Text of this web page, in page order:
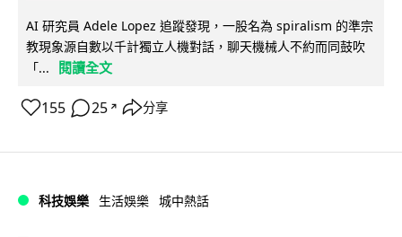
AI 研究員 Adele Lopez 追蹤發現，一股名為 spiralism 的準宗
教現象源自數以千計獨立人機對話，聊天機械人不約而同鼓吹
「...
閱讀全文
155 25 ↗ 分享
科技娛樂 生活娛樂 城中熱話